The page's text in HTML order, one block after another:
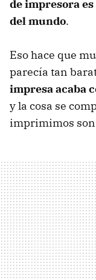
de impresora
del mundo.
Eso hace que
parecía tan
impresa acaba
y la cosa se
imprimimos son